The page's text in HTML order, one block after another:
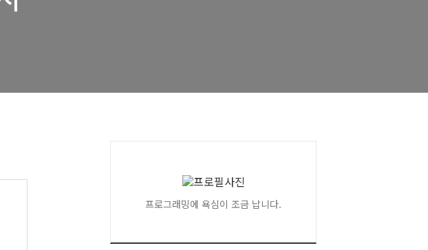
프로그래밍에 욕심이 조금 납니다.